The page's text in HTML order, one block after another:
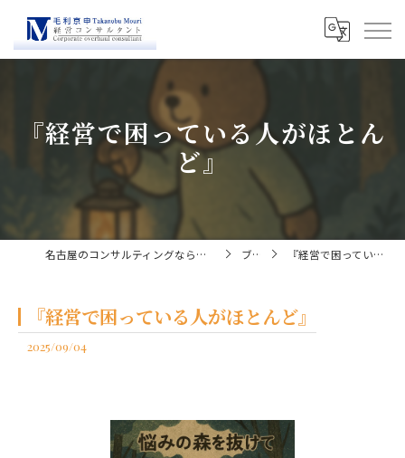
『経営で困っている人がほとん
ど』
名古屋のコンサルティングなら経営コンサルタント毛利京申 ブログ 『経営で困っている人がほとんど』
『経営で困っている人がほとんど』
2025/09/04